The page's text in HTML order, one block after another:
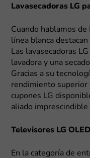
Lavasecadoras LG
Cuando hablamos
línea blanca
Las lavasecadoras
lavadora y una
Gracias a su
rendimiento superior
cupones LG
aliado
Televisores LG
En la categoría de